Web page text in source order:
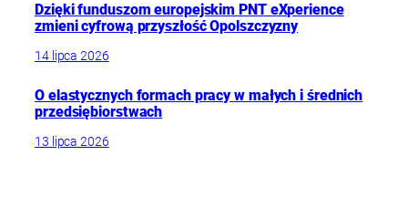
Dzięki funduszom europejskim PNT eXperience
zmieni cyfrową przyszłość Opolszczyzny
14 lipca 2026
O elastycznych formach pracy w małych i średnich
przedsiębiorstwach
13 lipca 2026